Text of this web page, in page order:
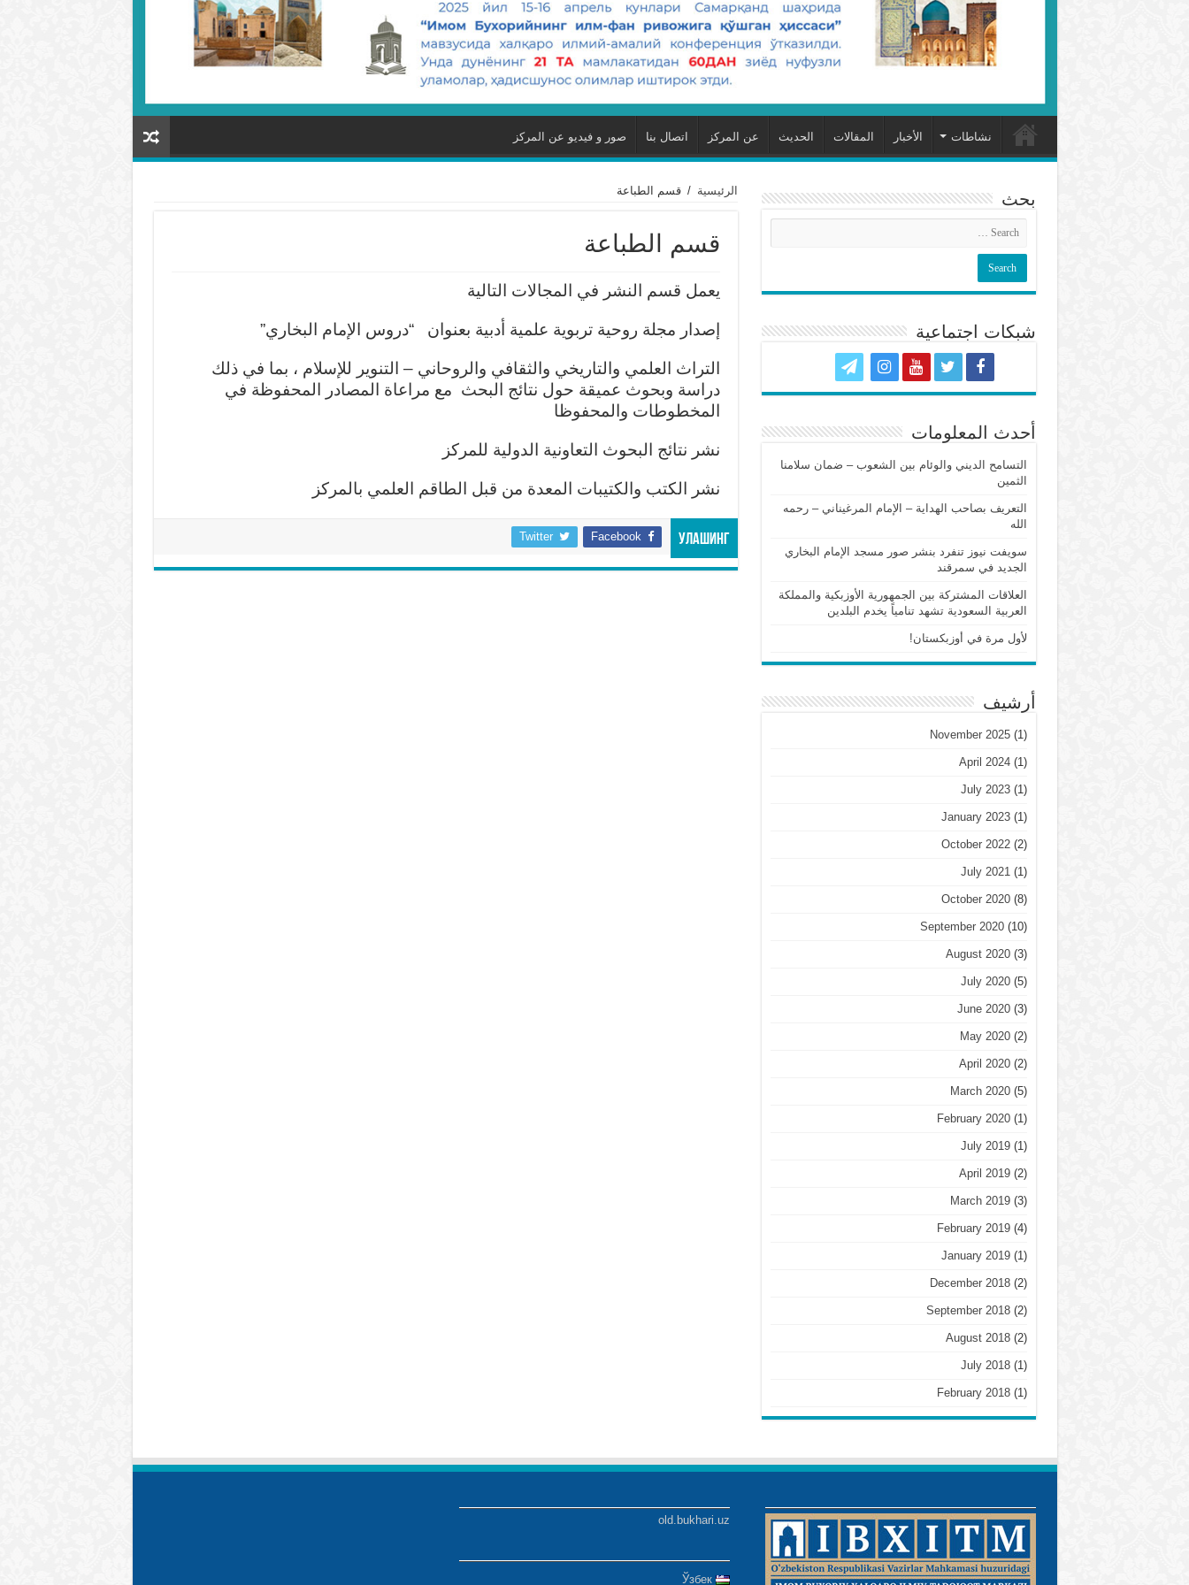
نشاطات الأخبار المقالات الحديث عن المركز اتصال بنا صور و فيديو عن المركز
الرئيسية / قسم الطباعة
قسم الطباعة
يعمل قسم النشر في المجالات التالية
إصدار مجلة روحية تربوية علمية أدبية بعنوان “دروس الإمام البخاري”
التراث العلمي والتاريخي والثقافي والروحاني – التنوير للإسلام ، بما في ذلك
دراسة وبحوث عميقة حول نتائج البحث مع مراعاة المصادر المحفوظة في
المخطوطات والمحفوظا
نشر نتائج البحوث التعاونية الدولية للمركز
نشر الكتب والكتيبات المعدة من قبل الطاقم العلمي بالمركز
Улашинг
Facebook
Twitter
بحث
شبكات اجتماعية
أحدث المعلومات
التسامح الديني والوئام بين الشعوب – ضمان سلامنا
الثمين
التعريف بصاحب الهداية – الإمام المرغيناني – رحمه
الله
سويفت نيوز تنفرد بنشر صور مسجد الإمام البخاري
الجديد في سمرقند
العلاقات المشتركة بين الجمهورية الأوزبكية والمملكة
العربية السعودية تشهد تنامياً يخدم البلدين
لأول مرة في أوزبكستان!
أرشيف
November 2025(1)
April 2024(1)
July 2023(1)
January 2023(1)
October 2022(2)
July 2021(1)
October 2020(8)
September 2020(10)
August 2020(3)
July 2020(5)
June 2020(3)
May 2020(2)
April 2020(2)
March 2020(5)
February 2020(1)
July 2019(1)
April 2019(2)
March 2019(3)
February 2019(4)
January 2019(1)
December 2018(2)
September 2018(2)
August 2018(2)
July 2018(1)
February 2018(1)
old.bukhari.uz
Ўзбек